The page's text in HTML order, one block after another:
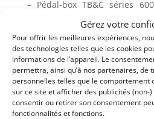
Gérez votre
Pour offrir les meilleures expériences,
des technologies telles que les cookies
informations de l’appareil. Le
permettra, ainsi qu’à nos partenaires, de
personnelles telles que le comportement
sur ce site et afficher des publicités (non-
consentir ou retirer son consentement
fonctionnalités et fonctions.
– Pédal-box TB&C séries
tableau de bord
– Gros freins avant ALCON sur
– Flexibles de freins type «
PROTECTION :
– Protection du réservoir en
– Protège carter en aluminium